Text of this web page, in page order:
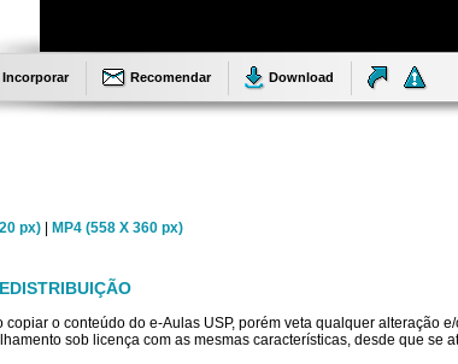
Incorporar Recomendar Download
px) MP4 (558 X 360 px)
o conteúdo do e-Aulas USP, porém veta qualquer alteração
sob licença com as mesmas características, desde que se